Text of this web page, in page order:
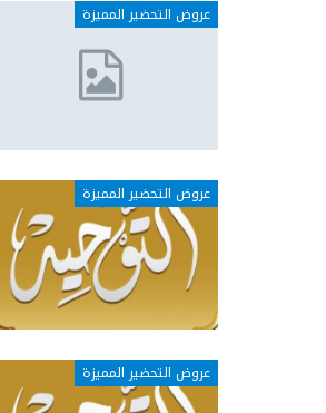
عروض التحضير المميزة
عروض التحضير المميزة
عروض التحضير المميزة